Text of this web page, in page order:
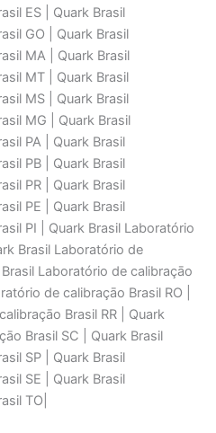
ES | Quark Brasil
GO | Quark Brasil
MA | Quark Brasil
MT | Quark Brasil
MS | Quark Brasil
MG | Quark Brasil
PA | Quark Brasil
PB | Quark Brasil
PR | Quark Brasil
PE | Quark Brasil
PI | Quark Brasil Laboratório
Brasil Laboratório de
Laboratório de calibraçāo
de calibraçāo Brasil RO |
Brasil RR | Quark
Brasil SC | Quark Brasil
SP | Quark Brasil
SE | Quark Brasil
TO|